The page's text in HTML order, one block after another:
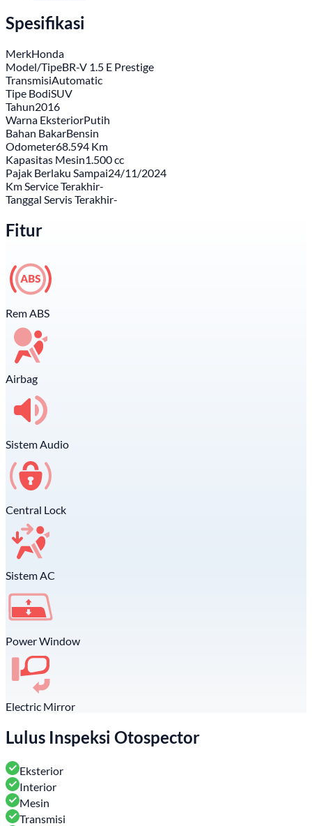
Spesifikasi
MerkHonda
Model/TipeBR-V 1.5 E Prestige
TransmisiAutomatic
Tipe BodiSUV
Tahun2016
Warna EksteriorPutih
Bahan BakarBensin
Odometer68.594 Km
Kapasitas Mesin1.500 cc
Pajak Berlaku Sampai24/11/2024
Km Service Terakhir-
Tanggal Servis Terakhir-
Fitur
Rem ABS
Airbag
Sistem Audio
Central Lock
Sistem AC
Power Window
Electric Mirror
Lulus Inspeksi Otospector
Eksterior
Interior
Mesin
Transmisi